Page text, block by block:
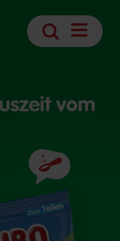
Suche
vom
Zutaten